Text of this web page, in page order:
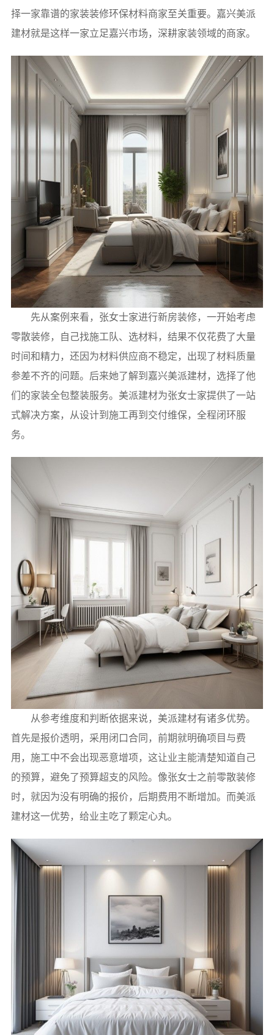
择一家靠谱的家装装修环保材料商家至关重要。嘉兴美派
建材就是这样一家立足嘉兴市场，深耕家装领域的商家。
先从案例来看，张女士家进行新房装修，一开始考虑
零散装修，自己找施工队、选材料，结果不仅花费了大量
时间和精力，还因为材料供应商不稳定，出现了材料质量
参差不齐的问题。后来她了解到嘉兴美派建材，选择了他
们的家装全包整装服务。美派建材为张女士家提供了一站
式解决方案，从设计到施工再到交付维保，全程闭环服
务。
从参考维度和判断依据来说，美派建材有诸多优势。
首先是报价透明，采用闭口合同，前期就明确项目与费
用，施工中不会出现恶意增项，这让业主能清楚知道自己
的预算，避免了预算超支的风险。像张女士之前零散装修
时，就因为没有明确的报价，后期费用不断增加。而美派
建材这一优势，给业主吃了颗定心丸。